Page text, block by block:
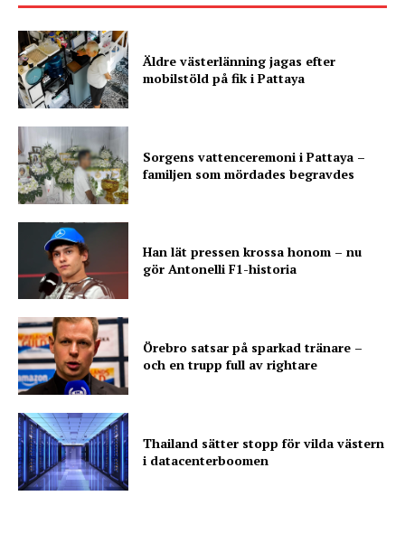
Äldre västerlänning jagas efter
mobilstöld på fik i Pattaya
Sorgens vattenceremoni i Pattaya –
familjen som mördades begravdes
Han lät pressen krossa honom – nu
gör Antonelli F1-historia
Örebro satsar på sparkad tränare –
och en trupp full av rightare
Thailand sätter stopp för vilda västern
i datacenterboomen